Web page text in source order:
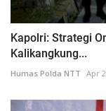
Kapolri: Strategi
Kalikangkung...
Humas Polda NTT Apr